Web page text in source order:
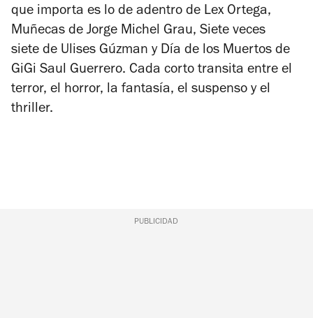
que importa es lo de adentro de Lex Ortega,
Muñecas de Jorge Michel Grau, Siete veces
siete de Ulises Gúzman y Día de los Muertos de
GiGi Saul Guerrero. Cada corto transita entre el
terror, el horror, la fantasía, el suspenso y el
thriller.
PUBLICIDAD